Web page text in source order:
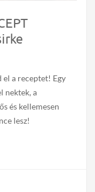
el a receptet! Egy
nektek, a
és kellemesen
lesz!